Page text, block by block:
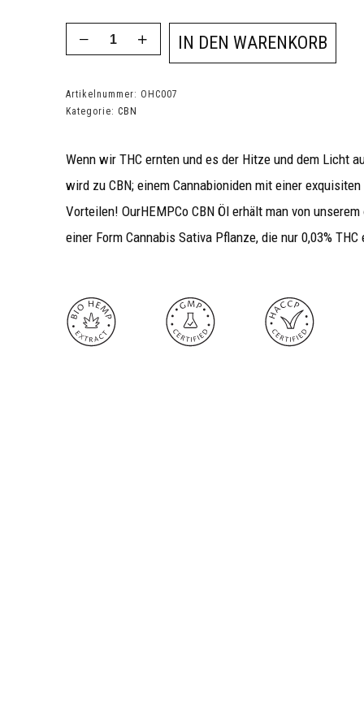
IN DEN WARENKORB
Artikelnummer: OHC007
Kategorie: CBN
Wenn wir THC ernten und es der Hitze und dem Licht
wird zu CBN; einem Cannabioniden mit einer
Vorteilen! OurHEMPCo CBN Öl erhält man von
einer Form Cannabis Sativa Pflanze, die nur 0,03% THC